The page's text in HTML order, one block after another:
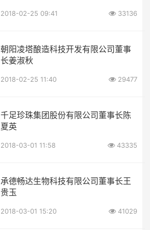
2018-02-25 09:41 33136
朝阳凌塔酿造科技开发有限公司董事
长姜淑秋
2018-02-25 11:40 29477
千足珍珠集团股份有限公司董事长陈
夏英
2018-03-01 11:58 43335
承德畅达生物科技有限公司董事长王
贵玉
2018-03-01 15:20 41029